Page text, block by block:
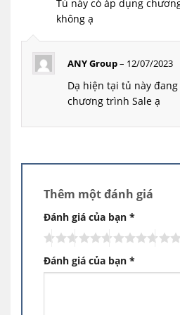
Tủ này có áp dụng
không ạ
ANY Group– 12/07/2023
Dạ hiện tại tủ này
chương trình Sale ạ
Thêm một đánh giá
Đánh giá của bạn *
Đánh giá của bạn *